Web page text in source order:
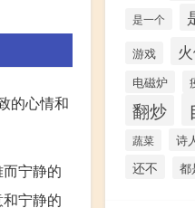
的心情和
宁静的
宁静的
是一个
游戏
电磁炉
翻炒
蔬菜 诗
还不 都